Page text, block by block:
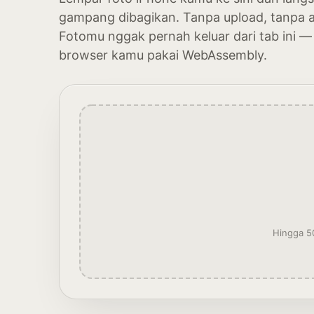
gampang dibagikan. Tanpa upload, tanpa
Fotomu nggak pernah keluar dari tab ini
browser kamu pakai WebAssembly.
Hingga